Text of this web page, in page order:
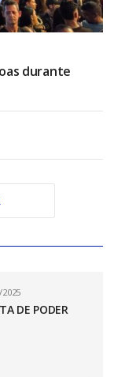
durante
2025
DE PODER